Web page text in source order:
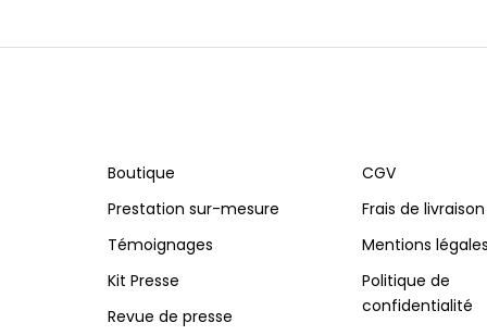
Boutique
Prestation sur-mesure
Témoignages
Kit Presse
Revue de presse
CGV
Frais de livraison
Mentions
Politique de
confidentialité